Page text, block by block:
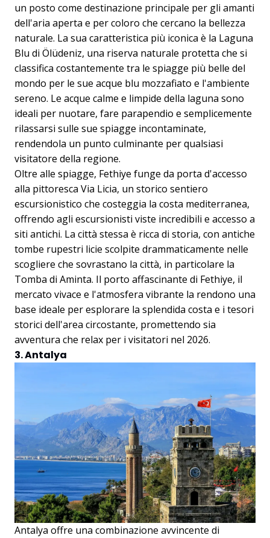
un posto come destinazione principale per gli amanti
dell'aria aperta e per coloro che cercano la bellezza
naturale. La sua caratteristica più iconica è la Laguna
Blu di Ölüdeniz, una riserva naturale protetta che si
classifica costantemente tra le spiagge più belle del
mondo per le sue acque blu mozzafiato e l'ambiente
sereno. Le acque calme e limpide della laguna sono
ideali per nuotare, fare parapendio e semplicemente
rilassarsi sulle sue spiagge incontaminate,
rendendola un punto culminante per qualsiasi
visitatore della regione.
Oltre alle spiagge, Fethiye funge da porta d'accesso
alla pittoresca Via Licia, un storico sentiero
escursionistico che costeggia la costa mediterranea,
offrendo agli escursionisti viste incredibili e accesso a
siti antichi. La città stessa è ricca di storia, con antiche
tombe rupestri licie scolpite drammaticamente nelle
scogliere che sovrastano la città, in particolare la
Tomba di Aminta. Il porto affascinante di Fethiye, il
mercato vivace e l'atmosfera vibrante la rendono una
base ideale per esplorare la splendida costa e i tesori
storici dell'area circostante, promettendo sia
avventura che relax per i visitatori nel 2026.
3. Antalya
Antalya offre una combinazione avvincente di